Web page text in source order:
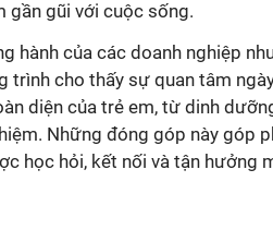
gần gũi với cuộc sống.
hành của các doanh nghiệp
trình cho thấy sự quan tâm
diện của trẻ em, từ dinh
Những đóng góp này góp
học hỏi, kết nối và tận hưởng